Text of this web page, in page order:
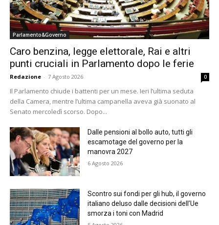
Parlamento&Governo
Caro benzina, legge elettorale, Rai e altri
punti cruciali in Parlamento dopo le ferie
Redazione - 7 Agosto 2026 0
Il Parlamento chiude i battenti per un mese. Ieri l’ultima seduta
della Camera, mentre l’ultima campanella aveva già suonato al
Senato mercoledì scorso. Dopo...
Dalle pensioni al bollo auto, tutti gli
escamotage del governo per la
manovra 2027
6 Agosto 2026
Scontro sui fondi per gli hub, il governo
italiano deluso dalle decisioni dell’Ue
smorza i toni con Madrid